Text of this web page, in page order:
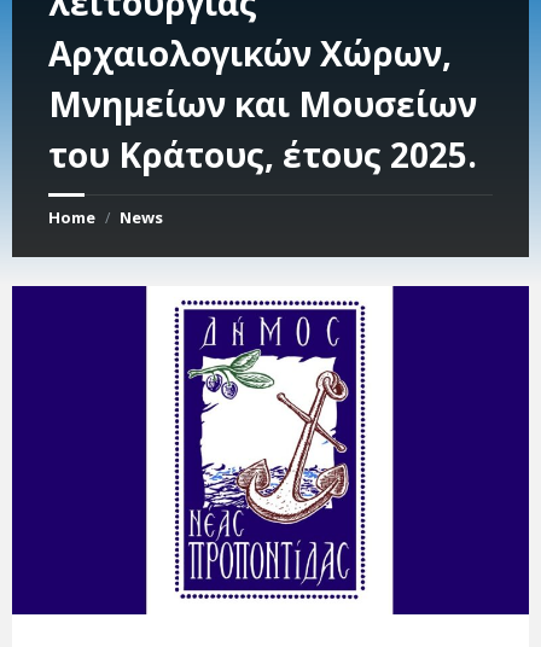
Αρχαιολογικών Χώρων,
Μνημείων και Μουσείων
του Κράτους, έτους 2025.
Home / News